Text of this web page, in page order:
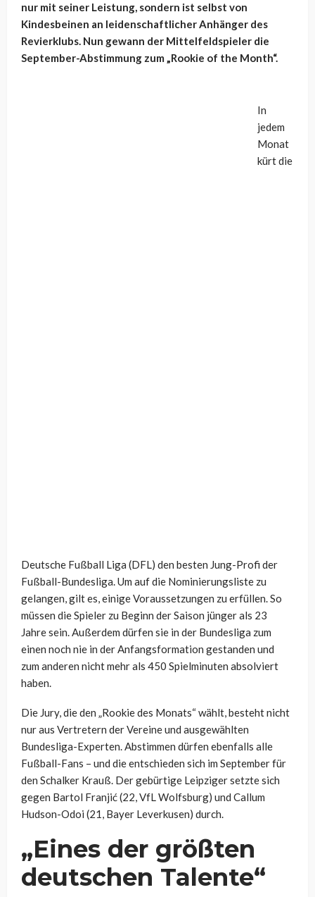
nur mit seiner Leistung, sondern ist selbst von
Kindesbeinen an leidenschaftlicher Anhänger des
Revierklubs. Nun gewann der Mittelfeldspieler die
September-Abstimmung zum „Rookie of the Month“.
In
jedem
Monat
kürt die
Deutsche Fußball Liga (DFL) den besten Jung-Profi der
Fußball-Bundesliga. Um auf die Nominierungsliste zu
gelangen, gilt es, einige Voraussetzungen zu erfüllen. So
müssen die Spieler zu Beginn der Saison jünger als 23
Jahre sein. Außerdem dürfen sie in der Bundesliga zum
einen noch nie in der Anfangsformation gestanden und
zum anderen nicht mehr als 450 Spielminuten absolviert
haben.
Die Jury, die den „Rookie des Monats“ wählt, besteht nicht
nur aus Vertretern der Vereine und ausgewählten
Bundesliga-Experten. Abstimmen dürfen ebenfalls alle
Fußball-Fans – und die entschieden sich im September für
den Schalker Krauß. Der gebürtige Leipziger setzte sich
gegen Bartol Franjić (22, VfL Wolfsburg) und Callum
Hudson-Odoi (21, Bayer Leverkusen) durch.
„Eines der größten
deutschen Talente“